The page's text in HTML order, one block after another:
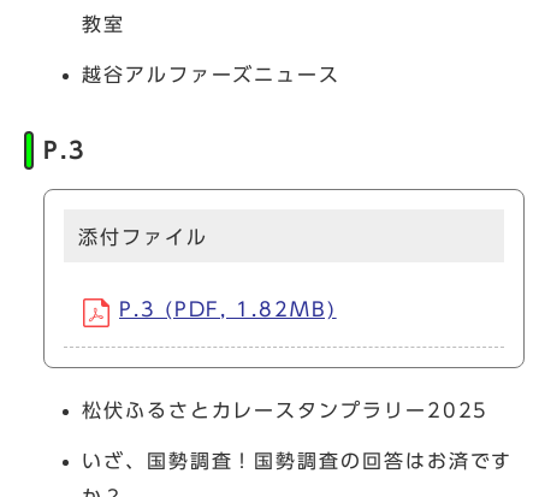
教室
越谷アルファーズニュース
P.3
添付ファイル
P.3 (PDF, 1.82MB)
松伏ふるさとカレースタンプラリー2025
いざ、国勢調査！国勢調査の回答はお済です